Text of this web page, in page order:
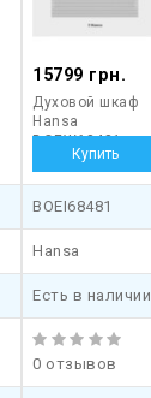
15799 грн.
Духовой шкаф
Hansa
BOEW68481
BOEI68481
Hansa
Есть в наличии
0 отзывов